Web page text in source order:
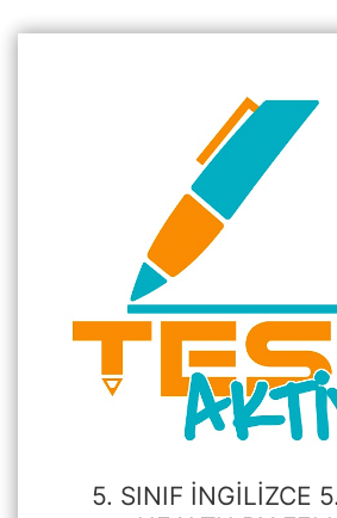
5. SINIF İNGILIZCE